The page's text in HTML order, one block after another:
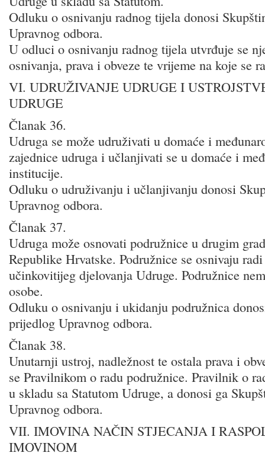
Odluku o osnivanju radnog tijela donosi
Upravnog odbora.
U odluci o osnivanju radnog tijela utvrđuje se
osnivanja, prava i obveze te vrijeme na koje se
VI. UDRUŽIVANJE UDRUGE I
UDRUGE
Članak 36.
Udruga se može udruživati u domaće i
zajednice udruga i učlanjivati se u domaće i
institucije.
Odluku o udruživanju i učlanjivanju donosi
Upravnog odbora.
Članak 37.
Udruga može osnovati podružnice u drugim
Republike Hrvatske. Podružnice se osnivaju
učinkovitijeg djelovanja Udruge. Podružnice
osobe.
Odluku o osnivanju i ukidanju podružnica
prijedlog Upravnog odbora.
Članak 38.
Unutarnji ustroj, nadležnost te ostala prava i
se Pravilnikom o radu podružnice. Pravilnik o
u skladu sa Statutom Udruge, a donosi ga
Upravnog odbora.
VII. IMOVINA NAČIN STJECANJA I
IMOVINOM